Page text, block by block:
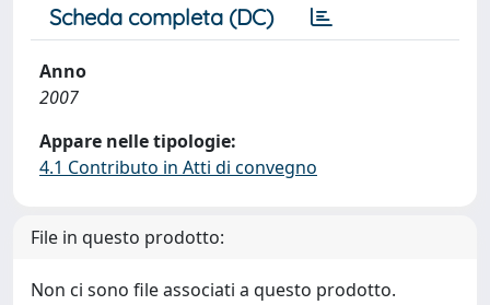
Scheda completa (DC)
Anno
2007
Appare nelle tipologie:
4.1 Contributo in Atti di convegno
File in questo prodotto:
Non ci sono file associati a questo prodotto.